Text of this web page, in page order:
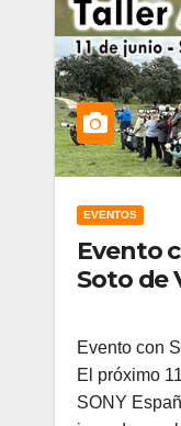
EVENTOS
Evento
Soto de
Evento con
El próximo
SONY